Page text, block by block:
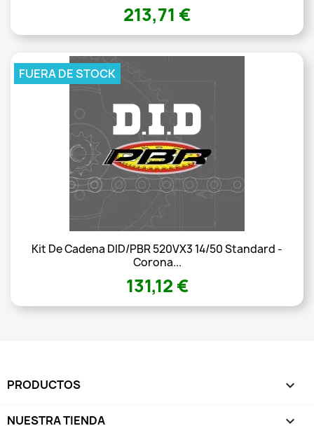
213,71 €
Kit De Cadena DID/PBR 520VX3 14/50 Standard -
Corona...
131,12 €
FUERA DE STOCK
PRODUCTOS 
NUESTRA TIENDA 